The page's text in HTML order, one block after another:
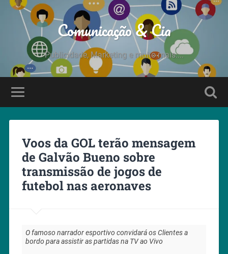
Comunicação & Cia
Publicidade, Marketing e muito mais....
Voos da GOL terão mensagem
de Galvão Bueno sobre
transmissão de jogos de
futebol nas aeronaves
O famoso narrador esportivo convidará os Clientes a
bordo para assistir as partidas na TV ao Vivo